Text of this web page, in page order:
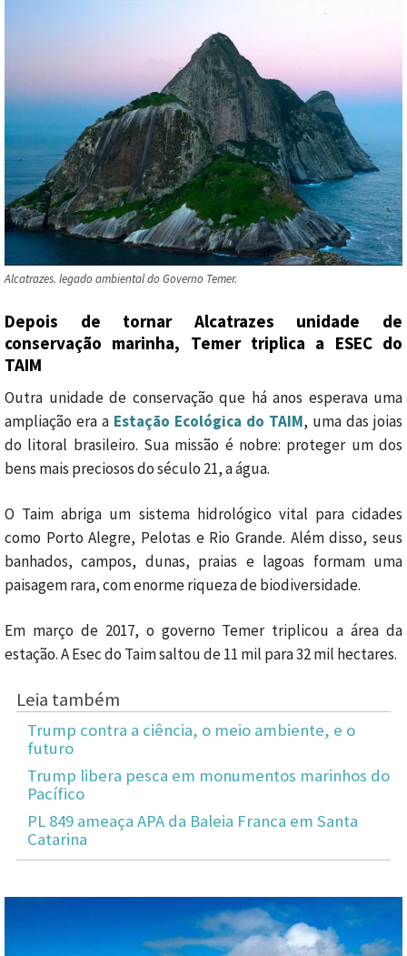
Alcatrazes. legado ambiental do Governo Temer.
Depois de tornar Alcatrazes unidade de
conservação marinha, Temer triplica a ESEC do
TAIM
Outra unidade de conservação que há anos esperava uma
ampliação era a Estação Ecológica do TAIM, uma das joias
do litoral brasileiro. Sua missão é nobre: proteger um dos
bens mais preciosos do século 21, a água.
O Taim abriga um sistema hidrológico vital para cidades
como Porto Alegre, Pelotas e Rio Grande. Além disso, seus
banhados, campos, dunas, praias e lagoas formam uma
paisagem rara, com enorme riqueza de biodiversidade.
Em março de 2017, o governo Temer triplicou a área da
estação. A Esec do Taim saltou de 11 mil para 32 mil hectares.
Leia também
Trump contra a ciência, o meio ambiente, e o
futuro
Trump libera pesca em monumentos marinhos do
Pacífico
PL 849 ameaça APA da Baleia Franca em Santa
Catarina